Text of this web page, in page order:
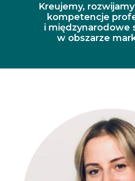
Kreujemy,
kompetencje
i międzynarodowe
w obszarze